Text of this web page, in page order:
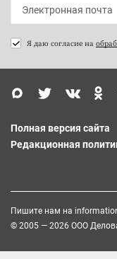
Я даю согласие на
Полная версия сайта
Редакционная
Пишите нам на
© 2005 — 2026 ООО